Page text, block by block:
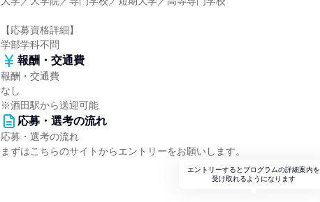
【応募資格詳細】
学部学科不問
報酬・交通費
報酬・交通費
なし
※酒田駅から送迎可能
応募・選考の流れ
応募・選考の流れ
まずはこちらのサイトからエントリーをお願いします。
エントリーするとプログラムの詳細案内を
受け取れるようになります